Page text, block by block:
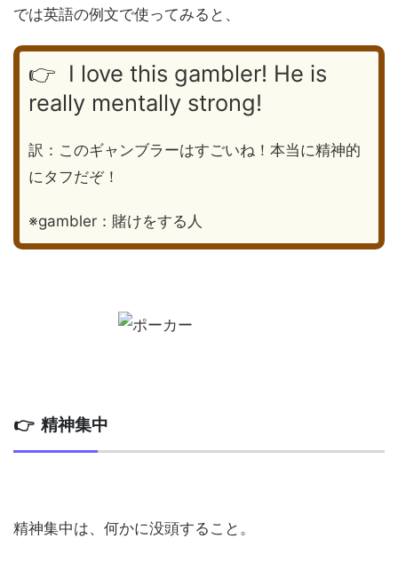
では英語の例文で使ってみると、
👉 I love this gambler! He is
really mentally strong!
訳：このギャンブラーはすごいね！本当に精神的
にタフだぞ！
※gambler：賭けをする人
👉 精神集中
精神集中は、何かに没頭すること。